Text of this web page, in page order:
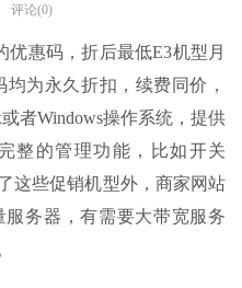
评论(0)
优惠码，折后最低E3机型月
均为永久折扣，续费同价，
者Windows操作系统，提供
整的管理功能，比如开关
这些促销机型外，商家网站
服务器，有需要大带宽服务